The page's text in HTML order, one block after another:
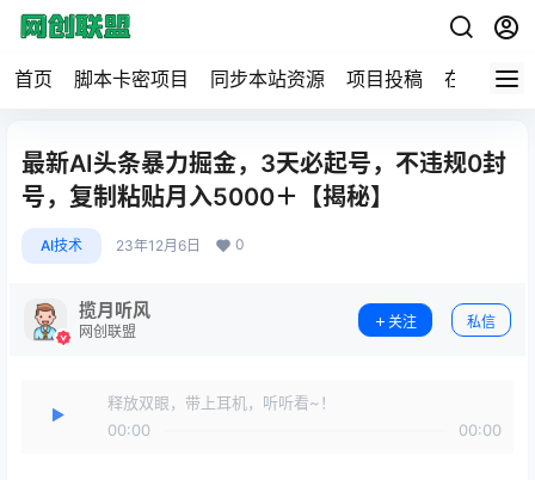
首页 脚本卡密项目 同步本站资源 项目投稿 在线工具
最新AI头条暴力掘金，3天必起号，不违规0封
号，复制粘贴月入5000＋【揭秘】
AI技术 23年12月6日 0
揽月听风
网创联盟
关注 私信
释放双眼，带上耳机，听听看~！
00:00
00:00